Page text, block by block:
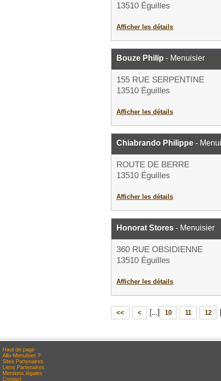
13510 Éguilles
Afficher les détails
Bouze Philip - Menuisier
155 RUE SERPENTINE
13510 Éguilles
Afficher les détails
Chiabrando Philippe -
ROUTE DE BERRE
13510 Éguilles
Afficher les détails
Honorat Stores - Menuisier
360 RUE OBSIDIENNE
13510 Éguilles
Afficher les détails
<< < [...] 10 11 12
Haut de page
Allo-Menuisier ?
Sites Partenaires
Liens Partenaires
Mentions légales
Contact